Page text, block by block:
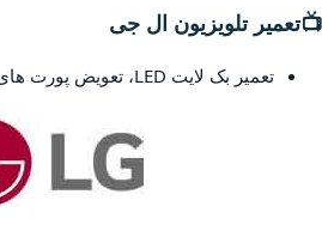
📺تعمیر تلویزیون ال جی
تعمیر بک لایت LED، تعویض پورت های معیوب